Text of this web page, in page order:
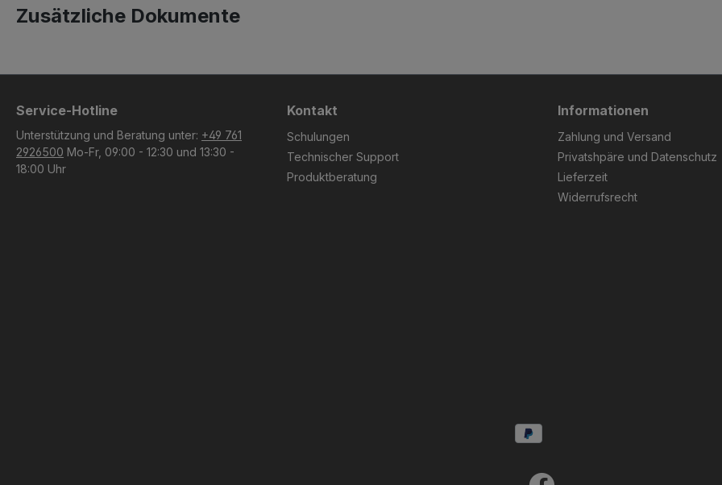
Zusätzliche Dokumente
Service-Hotline
Unterstützung und Beratung unter: +49 761
2926500 Mo-Fr, 09:00 - 12:30 und 13:30 -
18:00 Uhr
Kontakt
Schulungen
Technischer Support
Produktberatung
Informationen
Zahlung und Versand
Privatshpäre und Datenschutz
Lieferzeit
Widerrufsrecht